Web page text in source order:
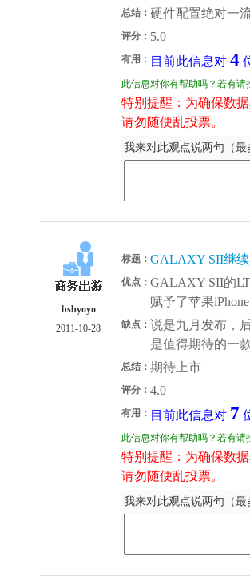
总结： 硬件配置绝对一
评分： 5.0
有用： 目前此信息对 4
此信息对你有帮助吗？若有请
特别提醒：为确保数
请勿随便乱投票。
我来对此观点说两句（最
bsbyoyo
2011-10-28
标题： GALAXY SII继
优点： GALAXY SII的
赋予了苹果
缺点： 说是九月发布，
是值得期待的一
总结： 期待上市
评分： 4.0
有用： 目前此信息对 7
此信息对你有帮助吗？若有请
特别提醒：为确保数
请勿随便乱投票。
我来对此观点说两句（最